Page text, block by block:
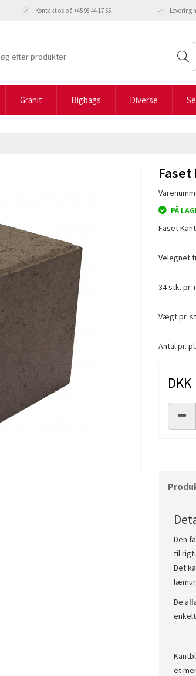
Kontakt os på +45 98 44 17 55 Levering
Granit Bigbags Diverse
PÅ
Faset
Velegnet
34 stk. pr.
Vægt pr.
Antal pr.
Den
til
Det
De
et